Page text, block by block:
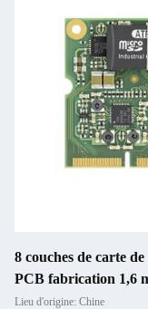
8 couches de carte
PCB fabrication 1,6
Lieu d'origine: Chine